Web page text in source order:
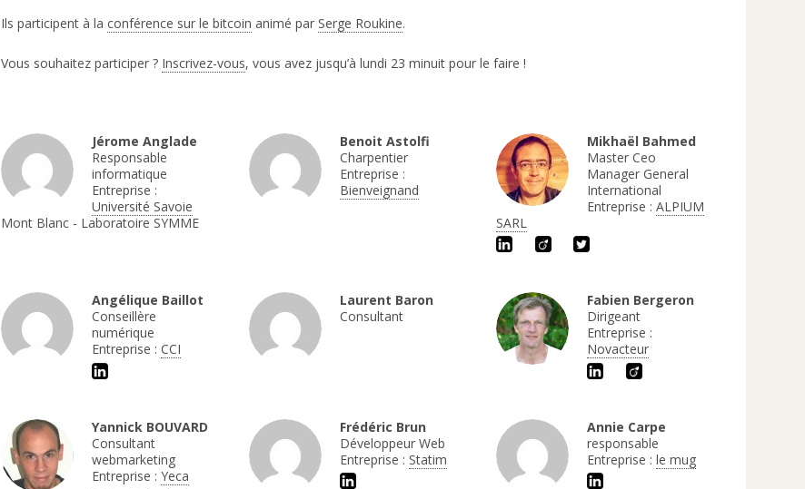
Ils participent à la conférence sur le bitcoin animé par Serge Roukine.
Vous souhaitez participer ? Inscrivez-vous, vous avez jusqu’à lundi 23 minuit pour le faire !
Jérome Anglade
Responsable
informatique
Entreprise :
Université Savoie
Mont Blanc - Laboratoire SYMME
Benoit Astolfi
Charpentier
Entreprise :
Bienveignand
Mikhaël Bahmed
Master Ceo
Manager General
International
Entreprise :ALPIUM
SARL
Angélique Baillot
Conseillère
numérique
Entreprise :CCI
Laurent Baron
Consultant
Fabien Bergeron
Dirigeant
Entreprise :
Novacteur
Yannick BOUVARD
Consultant
webmarketing
Entreprise :Yeca
Frédéric Brun
Développeur Web
Entreprise : Statim
Annie Carpe
responsable
Entreprise :le mug